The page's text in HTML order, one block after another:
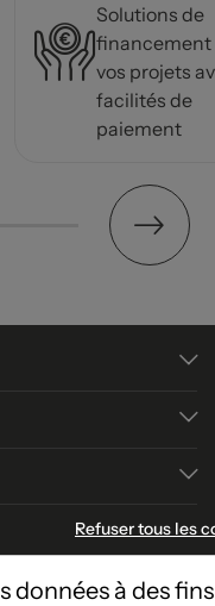
Solutions de
financement
vos projets
facilités de
paiement
Refuser tous les
données à des fins